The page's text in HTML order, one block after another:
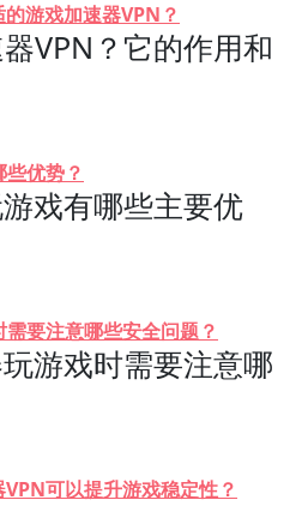
游戏加速器VPN？
VPN？它的作用和
优势？
戏有哪些主要优
要注意哪些安全问题？
游戏时需要注意哪
可以提升游戏稳定性？